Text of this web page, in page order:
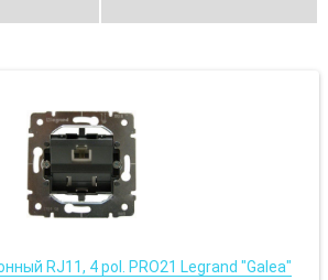
RJ11, 4 pol. PRO21 Legrand "Galea"